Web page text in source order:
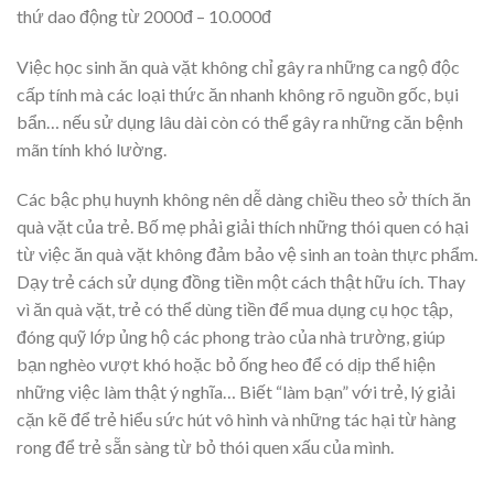
thứ dao động từ 2000đ – 10.000đ
Việc học sinh ăn quà vặt không chỉ gây ra những ca ngộ độc
cấp tính mà các loại thức ăn nhanh không rõ nguồn gốc, bụi
bẩn… nếu sử dụng lâu dài còn có thể gây ra những căn bệnh
mãn tính khó lường.
Các bậc phụ huynh không nên dễ dàng chiều theo sở thích ăn
quà vặt của trẻ. Bố mẹ phải giải thích những thói quen có hại
từ việc ăn quà vặt không đảm bảo vệ sinh an toàn thực phẩm.
Dạy trẻ cách sử dụng đồng tiền một cách thật hữu ích. Thay
vì ăn quà vặt, trẻ có thể dùng tiền để mua dụng cụ học tập,
đóng quỹ lớp ủng hộ các phong trào của nhà trường, giúp
bạn nghèo vượt khó hoặc bỏ ống heo để có dịp thể hiện
những việc làm thật ý nghĩa… Biết “làm bạn” với trẻ, lý giải
cặn kẽ để trẻ hiểu sức hút vô hình và những tác hại từ hàng
rong để trẻ sẵn sàng từ bỏ thói quen xấu của mình.